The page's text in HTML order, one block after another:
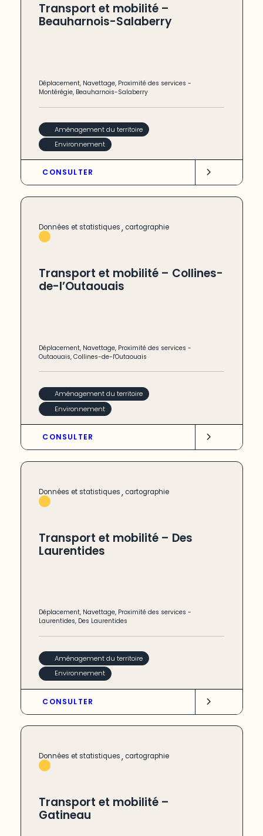
Transport et mobilité –
Beauharnois-Salaberry
Déplacement, Navettage, Proximité des services -
Montérégie, Beauharnois-Salaberry
Aménagement du territoire
Environnement
CONSULTER
Données et statistiques, cartographie
Transport et mobilité – Collines-
de-l’Outaouais
Déplacement, Navettage, Proximité des services -
Outaouais,Collines-de-l'Outaouais
Aménagement du territoire
Environnement
CONSULTER
Données et statistiques, cartographie
Transport et mobilité – Des
Laurentides
Déplacement, Navettage, Proximité des services -
Laurentides, Des Laurentides
Aménagement du territoire
Environnement
CONSULTER
Données et statistiques, cartographie
Transport et mobilité –
Gatineau